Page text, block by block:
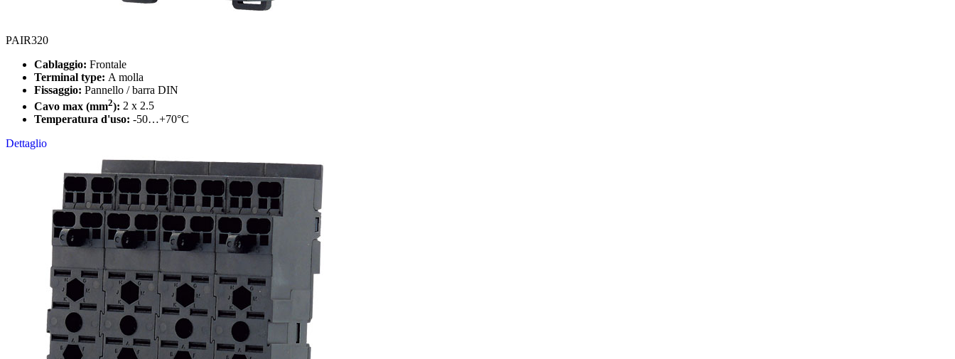
PAIR320
Cablaggio: Frontale
Terminal type: A molla
Fissaggio: Pannello / barra DIN
Cavo max (mm2): 2 x 2.5
Temperatura d'uso: -50…+70°C
Dettaglio